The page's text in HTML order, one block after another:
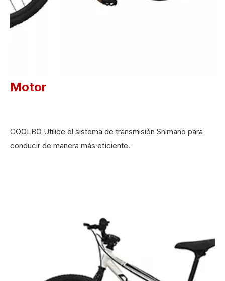
Motor
COOLBO Utilice el sistema de transmisión Shimano para
conducir de manera más eficiente.